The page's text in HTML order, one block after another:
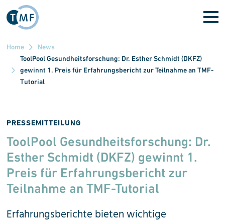
Direkt zum Inhalt
Home
News
ToolPool Gesundheitsforschung: Dr. Esther Schmidt (DKFZ)
gewinnt 1. Preis für Erfahrungsbericht zur Teilnahme an TMF-
Tutorial
PRESSEMITTEILUNG
ToolPool Gesundheitsforschung: Dr.
Esther Schmidt (DKFZ) gewinnt 1.
Preis für Erfahrung­sbericht zur
Teilnahme an TMF-Tutorial
Erfahrungsberichte bieten wichtige